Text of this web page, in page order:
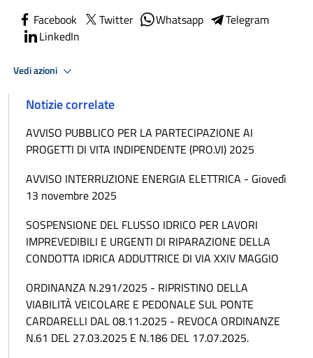
Facebook Twitter Whatsapp
Telegram
LinkedIn
Vedi azioni
Notizie correlate
AVVISO PUBBLICO PER LA PARTECIPAZIONE AI
PROGETTI DI VITA INDIPENDENTE (PRO.VI) 2025
AVVISO INTERRUZIONE ENERGIA ELETTRICA - Giovedì
13 novembre 2025
SOSPENSIONE DEL FLUSSO IDRICO PER LAVORI
IMPREVEDIBILI E URGENTI DI RIPARAZIONE DELLA
CONDOTTA IDRICA ADDUTTRICE DI VIA XXIV MAGGIO
ORDINANZA N.291/2025 - RIPRISTINO DELLA
VIABILITÀ VEICOLARE E PEDONALE SUL PONTE
CARDARELLI DAL 08.11.2025 - REVOCA ORDINANZE
N.61 DEL 27.03.2025 E N.186 DEL 17.07.2025.